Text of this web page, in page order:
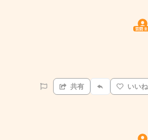
質問主
共有 いいね